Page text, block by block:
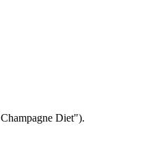
Diet").